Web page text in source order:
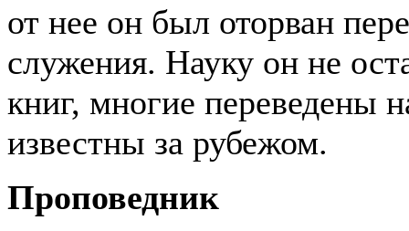
от нее он был оторван
служения. Науку он не
книг, многие переведены
известны за рубежом.
Проповедник